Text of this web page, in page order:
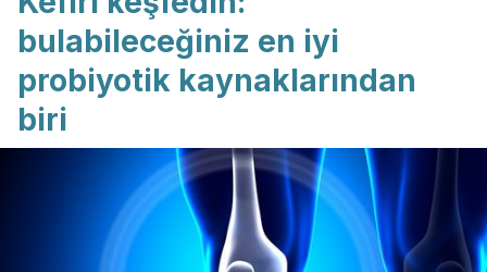
bulabileceğiniz en iyi
probiyotik kaynaklarından
biri